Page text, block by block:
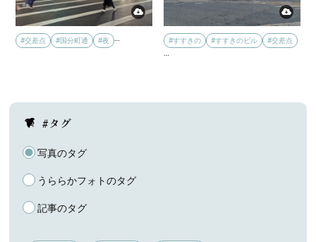
#交差点 #国分町通 #夜 #すすきの #すすきのビル
#交差点
#タグ
写真のタグ
うららかフォトのタグ
記事のタグ